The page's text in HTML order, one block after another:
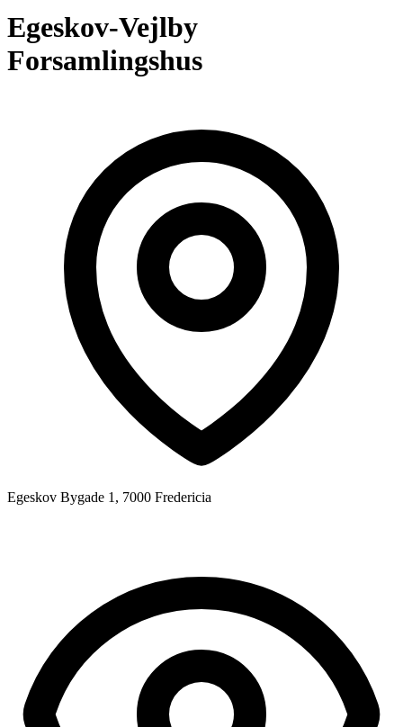
Egeskov-Vejlby
Forsamlingshus
Egeskov Bygade 1, 7000 Fredericia